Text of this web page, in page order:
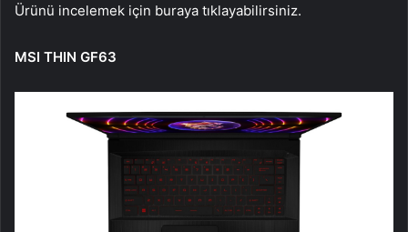
Ürünü incelemek için buraya tıklayabilirsiniz.
MSI THIN GF63